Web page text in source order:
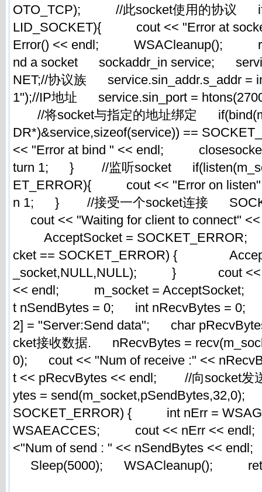
OTO_TCP); //此socket使用的协议
LID_SOCKET){ cout << "Error at
Error() << endl;
nd a socket sockaddr_in service;
NET;//协议族 service.sin_addr.s_addr =
1");//IP地址 service.sin_port =
//将socket与指定的地址绑定
DR*)&service,sizeof(service)) ==
<< "Error at bind " << endl;
turn 1; } //监听socket
ET_ERROR){ cout << "Error on
n 1; } //接受一个socket连接
cout << "Waiting for client to connect"
AcceptSocket =
cket == SOCKET_ERROR) {
_socket,NULL,NULL); } cout <<
<< endl; m_socket =
t nSendBytes = 0; int nRecvBytes = 0;
2] = "Server:Send data"; char
cket接收数据. nRecvBytes =
0); cout << "Num of receive :" <<
t << pRecvBytes << endl; //向socket
ytes =
SOCKET_ERROR) { int nErr =
WSAEACCES; cout << nErr <<
<"Num of send : " << nSendBytes <<
Sleep(5000); WSACleanup();